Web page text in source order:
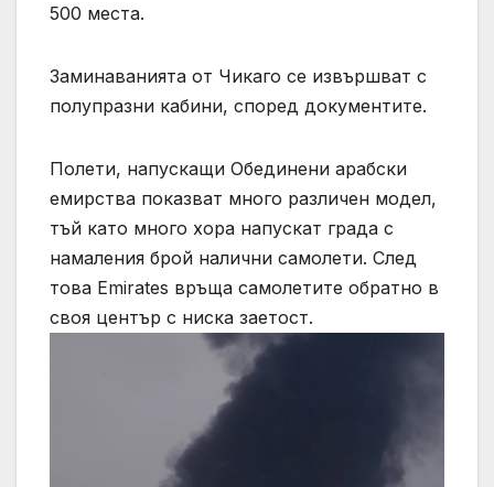
500 места.
Заминаванията от Чикаго се извършват с
полупразни кабини, според документите.
Полети, напускащи Обединени арабски
емирства показват много различен модел,
тъй като много хора напускат града с
намаления брой налични самолети. След
това Emirates връща самолетите обратно в
своя център с ниска заетост.